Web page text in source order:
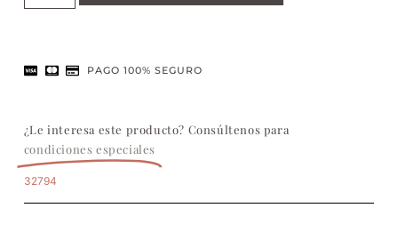
PAGO 100% SEGURO
¿Le interesa este producto? Consúltenos para
condiciones especiales
32794